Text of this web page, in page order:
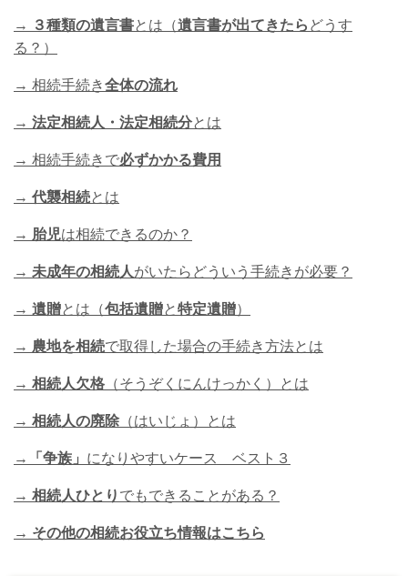
→ ３種類の遺言書とは（遺言書が出てきたら どうす
る？）
→ 相続手続き全体の流れ
→ 法定相続人・法定相続分とは
→ 相続手続きで必ずかかる費用
→ 代襲相続とは
→ 胎児は相続できるのか？
→ 未成年の相続人がいたらどういう手続きが必要？
→ 遺贈とは（包括遺贈と特定遺贈）
→ 農地を相続で取得した場合の手続き方法とは
→ 相続人欠格 （そうぞくにんけっかく）とは
→ 相続人の廃除 （はいじょ）とは
→ 「争族」 になりやすいケース ベスト３
→ 相続人ひとり でもできることがある？
→ その他の相続お役立ち情報はこちら